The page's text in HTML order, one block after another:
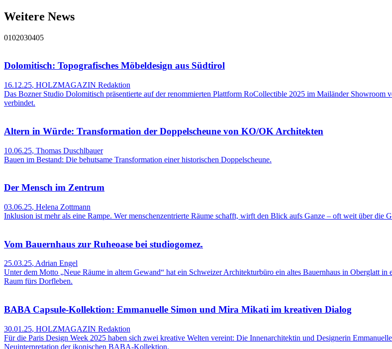
Weitere News
0102030405
Dolomitisch: Topografisches Möbeldesign aus Südtirol
16.12.25, HOLZMAGAZIN Redaktion
Das Bozner Studio Dolomitisch präsentierte auf der renommierten Plattform RoCollectible 2025 im Mailänder
verbindet.
Altern in Würde: Transformation der Doppelscheune von KO/OK Architekten
10.06.25, Thomas Duschlbauer
Bauen im Bestand: Die behutsame Transformation einer historischen Doppelscheune.
Der Mensch im Zentrum
03.06.25, Helena Zottmann
Inklusion ist mehr als eine Rampe. Wer menschenzentrierte Räume schafft, wirft den Blick aufs Ganze ­– oft weit über die
Vom Bauernhaus zur Ruheoase bei studiogomez.
25.03.25, Adrian Engel
Unter dem Motto „Neue Räume in altem Gewand“ hat ein Schweizer Architekturbüro ein altes Bauernhaus in Oberglatt
Raum fürs Dorfleben.
BABA Capsule-Kollektion: Emmanuelle Simon und Mira Mikati im kreativen Dialog
30.01.25, HOLZMAGAZIN Redaktion
Für die Paris Design Week 2025 haben sich zwei kreative Welten vereint: Die Innenarchitektin und Designerin
Neuinterpretation der ikonischen BABA-Kollektion.